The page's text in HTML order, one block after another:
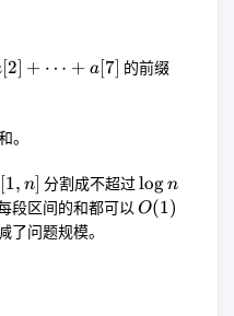
[ 2 + ⋯ + a[ 7] 的前缀
。
[1,
n]
1, n] 分割成不超过 \log
n
logn
段区间的和都可以 O(1)
O(1)
了问题规模。